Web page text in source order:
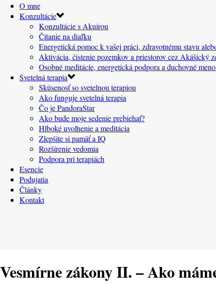
O mne
Konzultácie
Konzultácie s Akuirou
Čítanie na diaľku
Energetická pomoc k vašej práci, zdravotnému stavu
Aktivácia, čistenie pozemkov a priestorov cez Akášický
Osobné meditácie, energetická podpora a duchovné
Svetelná terapia
Skúsenosť so svetelnou terapiou
Ako funguje svetelná terapia
Čo je PandoraStar
Ako bude moje sedenie prebiehať?
Hlboké uvoľnenie a meditácia
Zlepšite si pamäť a IQ
Rozšírenie vedomia
Podpora pri terapiách
Esencie
Podujatia
Články
Kontakt
Vesmírne zákony II. – Ako